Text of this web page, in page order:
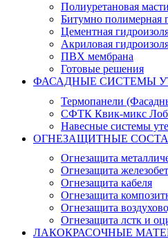
Полиуретановая
Битумно полимерная
Цементная
Акриловая
ПВХ мембрана
Готовые решения
ФАСАДНЫЕ СИСТЕМЫ
Термопанели
СФТК Квик-микс
Навесные системы
ОГНЕЗАЩИТНЫЕ
Огнезащита
Огнезащита
Огнезащита кабеля
Огнезащита
Огнезащита
Огнезащита лстк и
ЛАКОКРАСОЧНЫЕ